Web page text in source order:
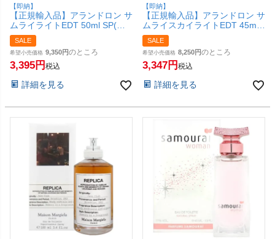
【即納】
【正規輸入品】アランドロン サ
ムライライトEDT 50ml SP(オ
ードトワレ)【香水】(6046050)
【SBT】
SALE
希望小売価格 9,350 のところ
3,395 税込
詳細を見る
【即納】
【正規輸入品】アランドロン サ
ムライスカイライトEDT 45ml
SP(オードトワレ)【香水】
【SBT】
SALE
希望小売価格 8,250 のところ
3,347 税込
詳細を見る